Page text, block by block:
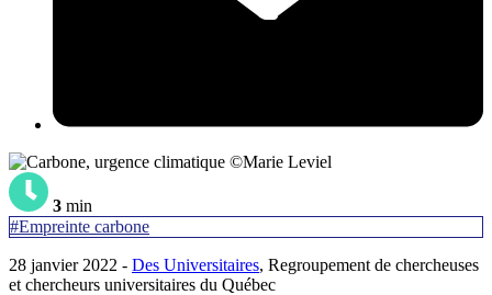
©Marie Leviel
3 min
#Empreinte carbone
28 janvier 2022 - Des Universitaires, Regroupement de chercheuses
et chercheurs universitaires du Québec